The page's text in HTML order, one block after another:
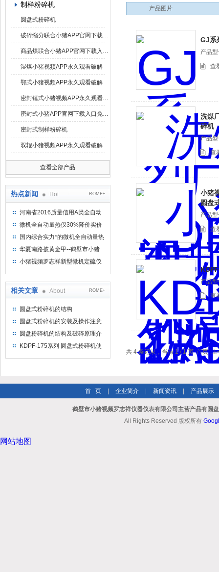
制样粉碎机
圆盘式粉碎机
破碎缩分联合小猪APP官网下载入口免费
商品煤联合小猪APP官网下载入口免费组
湿煤小猪视频APP永久观看破解
鄂式小猪视频APP永久观看破解
密封锤式小猪视频APP永久观看破解
密封式小猪APP官网下载入口免费（带吸尘器）
密封式制样粉碎机
双辊小猪视频APP永久观看破解
查看全部产品
热点新闻 Hot ROME+
河南省2016质量信用A类全自动
量热仪
微机全自动量热仪30%降价实价
出售
国内综合实力*的微机全自动量热
仪制造企业
华夏南路披黄金甲--鹤壁市小猪
视频罗志祥仪器仪表有限公司
小猪视频罗志祥新型微机定硫仪
相关文章 About ROME+
圆盘式粉碎机的结构
圆盘式粉碎机的安装及操作注意
事项
圆盘粉碎机的结构及破碎原理介
绍
KDPF-175系列 圆盘式粉碎机使
产品图片
GJ系
产品型
查
洗煤
碎机
产品型
查
小猪
圆盘
产品型
查
产品型号
查
共 4 条记录，当前 1 / 1 页 首页
首 页 企业简介 新闻资讯 产品展示
鹤壁市小猪视频罗志祥仪器仪表有限公司主营产品有圆
All Rights Reserved 版权所有
网站地图